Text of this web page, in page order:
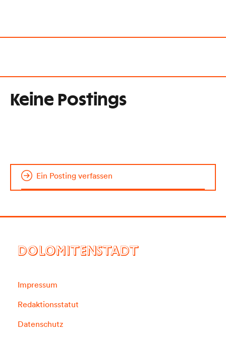
Keine Postings
Ein Posting verfassen
DOLOMITENSTADT
Impressum
Redaktionsstatut
Datenschutz